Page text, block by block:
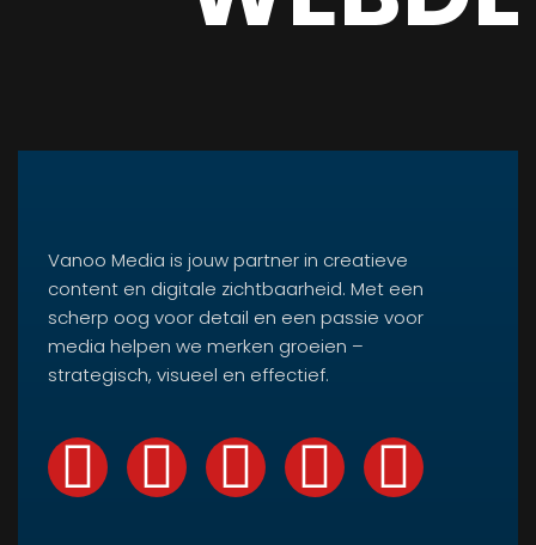
Vanoo Media is jouw partner in creatieve
content en digitale zichtbaarheid. Met een
scherp oog voor detail en een passie voor
media helpen we merken groeien –
strategisch, visueel en effectief.